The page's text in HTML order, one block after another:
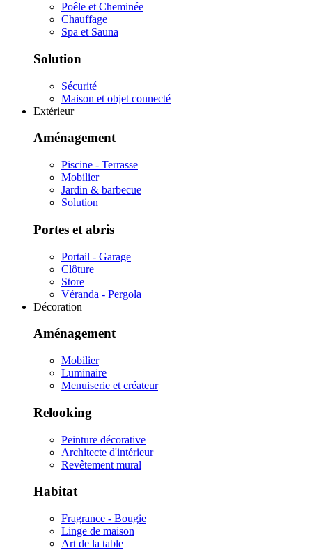
Poêle et Cheminée
Chauffage
Spa et Sauna
Solution
Sécurité
Maison et objet connecté
Extérieur
Aménagement
Piscine - Terrasse
Mobilier
Jardin & barbecue
Solution
Portes et abris
Portail - Garage
Clôture
Store
Véranda - Pergola
Décoration
Aménagement
Mobilier
Luminaire
Menuiserie et créateur
Relooking
Peinture décorative
Architecte d'intérieur
Revêtement mural
Habitat
Fragrance - Bougie
Linge de maison
Art de la table